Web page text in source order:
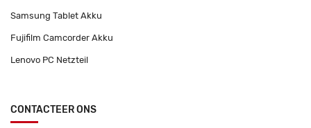
Samsung Tablet Akku
Fujifilm Camcorder Akku
Lenovo PC Netzteil
CONTACTEER ONS